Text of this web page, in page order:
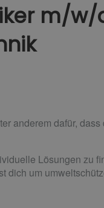
m/w/
anderem dafür,
Lösungen zu
dich um